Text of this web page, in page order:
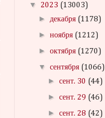
▼ 2023 (13003)
► декабря (1178)
►ноября (1212)
►октября (1270)
▼сентября (1066)
►сент. 30 (44)
►сент. 29 (46)
►сент. 28 (42)